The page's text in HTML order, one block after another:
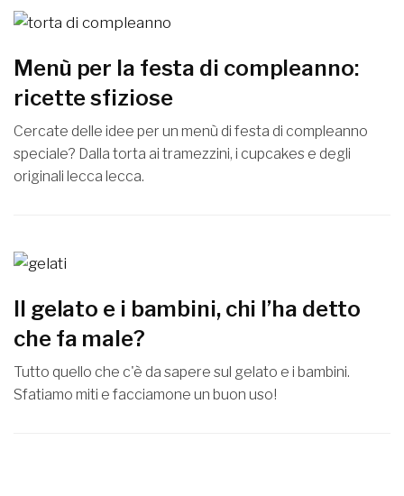
Menù per la festa di compleanno:
ricette sfiziose
Cercate delle idee per un menù di festa di compleanno
speciale? Dalla torta ai tramezzini, i cupcakes e degli
originali lecca lecca.
Il gelato e i bambini, chi l’ha detto
che fa male?
Tutto quello che c'è da sapere sul gelato e i bambini.
Sfatiamo miti e facciamone un buon uso!